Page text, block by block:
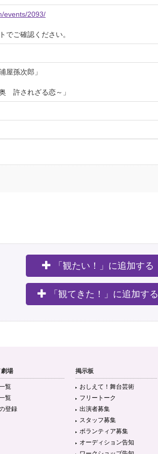
events/2093/
でご確認ください。
屋孫次郎」
許されざる恋～」
「観たい！」に追加する
「観てきた！」に追加する
劇場
覧
覧
登録
掲示板
おしえて！舞台芸術
フリートーク
出演者募集
スタッフ募集
ボランティア募集
オーディション告知